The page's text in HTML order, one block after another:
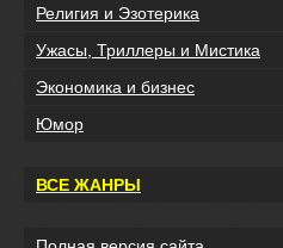
Религия и Эзотерика
Ужасы, Триллеры и Мистика
Экономика и бизнес
Юмор
ВСЕ ЖАНРЫ